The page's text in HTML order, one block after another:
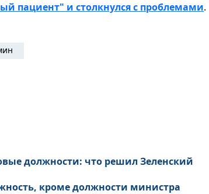
пациент" и столкнулся с проблемами.
должности: что решил Зеленский
кроме должности министра